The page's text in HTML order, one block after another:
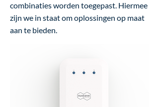
combinaties worden toegepast. Hiermee
zijn we in staat om oplossingen op maat
aan te bieden.​